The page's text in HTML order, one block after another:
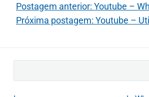
Postagem anterior: Youtube –
Próxima postagem: Youtube –